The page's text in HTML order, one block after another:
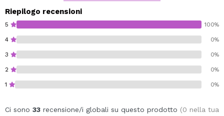
Riepilogo recensioni
5 100%
4 0%
3 0%
2 0%
1 0%
Ci sono 33 recensione/i globali su questo prodotto (0 nella tua